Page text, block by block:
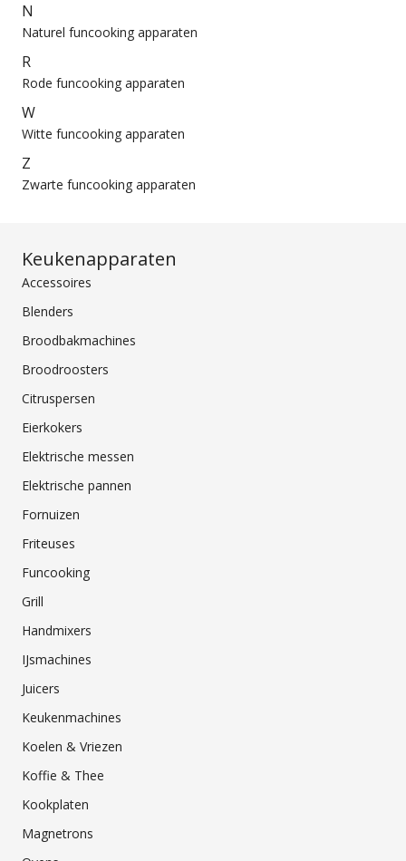
N
Naturel funcooking apparaten
R
Rode funcooking apparaten
W
Witte funcooking apparaten
Z
Zwarte funcooking apparaten
Keukenapparaten
Accessoires
Blenders
Broodbakmachines
Broodroosters
Citruspersen
Eierkokers
Elektrische messen
Elektrische pannen
Fornuizen
Friteuses
Funcooking
Grill
Handmixers
IJsmachines
Juicers
Keukenmachines
Koelen & Vriezen
Koffie & Thee
Kookplaten
Magnetrons